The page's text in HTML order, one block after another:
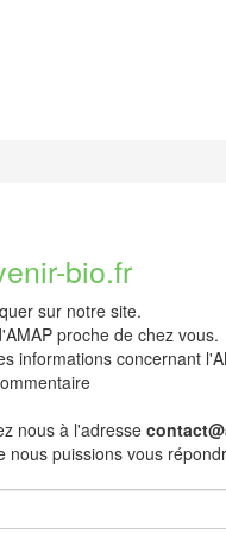
bio.fr
sur notre site.
proche de chez vous.
informations concernant
nous à l'adresse
nous puissions vous